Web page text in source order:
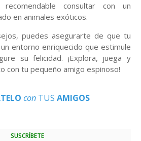
consultar con un
en animales exóticos.
puedes asegurarte de que tu
entorno enriquecido que estimule
su felicidad. ¡Explora, juega y
con tu pequeño amigo espinoso!
con TUS AMIGOS
SUSCRÍBETE